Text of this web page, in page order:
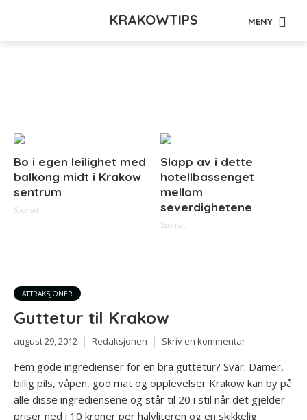
KRAKOWTIPS MENY
Bo i egen leilighet med
balkong midt i Krakow
sentrum
Sponset
Slapp av i dette
hotellbassenget
mellom
severdighetene
Sponset
ATTRAKSJONER
Guttetur til Krakow
august 29, 2012 Redaksjonen Skriv en kommentar
Fem gode ingredienser for en bra guttetur? Svar: Damer,
billig pils, våpen, god mat og opplevelser Krakow kan by på
alle disse ingrediensene og står til 20 i stil når det gjelder
priser ned i 10 kroner per halvliteren og en skikkelig